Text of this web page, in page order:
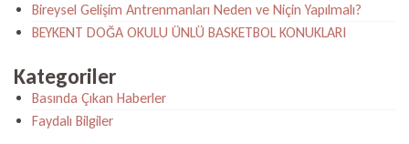
Bireysel Gelişim Antrenmanları Neden ve Niçin Yapılmalı?
BEYKENT DOĞA OKULU ÜNLÜ BASKETBOL KONUKLARI
Kategoriler
Basında Çıkan Haberler
Faydalı Bilgiler